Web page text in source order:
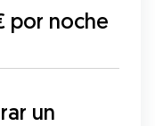
por noche
un